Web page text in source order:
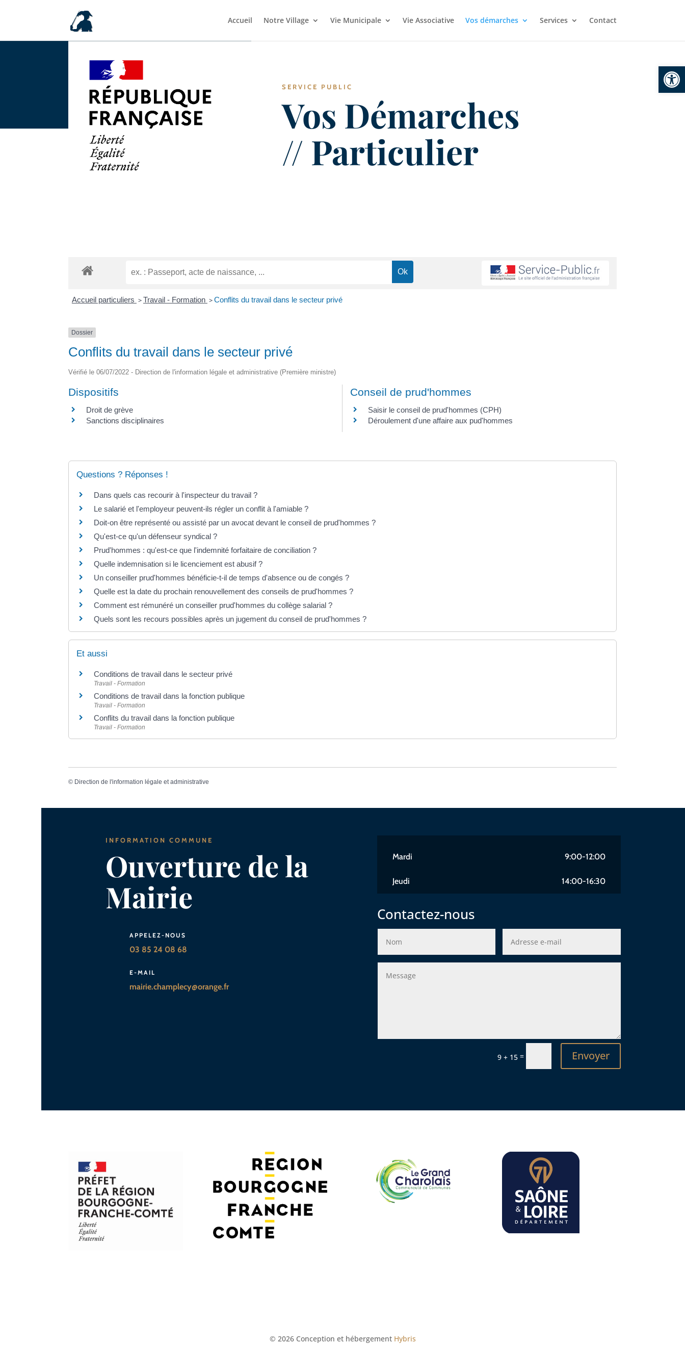
Accueil Notre Village Vie Municipale Vie Associative Vos démarches Services Contact
SERVICE PUBLIC
Vos Démarches
// Particulier
Accueil particuliers >Travail - Formation >Conflits du travail dans le secteur privé
Dossier
Conflits du travail dans le secteur privé
Vérifié le 06/07/2022 - Direction de l'information légale et administrative (Première ministre)
Dispositifs
Droit de grève
Sanctions disciplinaires
Conseil de prud'hommes
Saisir le conseil de prud'hommes (CPH)
Déroulement d'une affaire aux pud'hommes
Questions ? Réponses !
Dans quels cas recourir à l'inspecteur du travail ?
Le salarié et l'employeur peuvent-ils régler un conflit à l'amiable ?
Doit-on être représenté ou assisté par un avocat devant le conseil de prud'hommes ?
Qu'est-ce qu'un défenseur syndical ?
Prud'hommes : qu'est-ce que l'indemnité forfaitaire de conciliation ?
Quelle indemnisation si le licenciement est abusif ?
Un conseiller prud'hommes bénéficie-t-il de temps d'absence ou de congés ?
Quelle est la date du prochain renouvellement des conseils de prud'hommes ?
Comment est rémunéré un conseiller prud'hommes du collège salarial ?
Quels sont les recours possibles après un jugement du conseil de prud'hommes ?
Et aussi
Conditions de travail dans le secteur privé
Travail - Formation
Conditions de travail dans la fonction publique
Travail - Formation
Conflits du travail dans la fonction publique
Travail - Formation
© Direction de l'information légale et administrative
INFORMATION COMMUNE
Ouverture de la
Mairie
APPELEZ-NOUS
03 85 24 08 68
E-MAIL
mairie.champlecy@orange.fr
Mardi 9:00-12:00
Jeudi 14:00-16:30
Contactez-nous
9 + 15= Envoyer
© 2026 Conception et hébergement Hybris
Ouvrir